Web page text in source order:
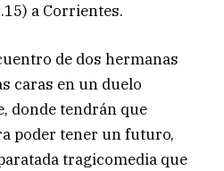
a Corrientes.
de dos hermanas
caras en un duelo
donde tendrán que
poder tener un futuro,
tragicomedia que